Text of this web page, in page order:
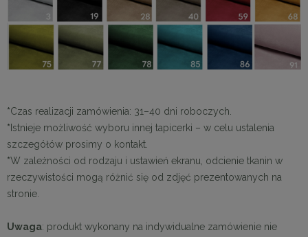
*Czas realizacji zamówienia: 31–40 dni roboczych.
* Istnieje możliwość wyboru innej tapicerki – w celu ustalenia
szczegółów prosimy o kontakt.
*W zależności od rodzaju i ustawień ekranu, odcienie tkanin w
rzeczywistości mogą różnić się od zdjęć prezentowanych na
stronie.
Uwaga: produkt wykonany na indywidualne zamówienie nie